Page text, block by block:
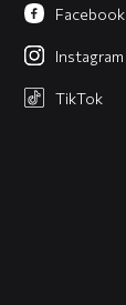
Facebook
Instagram
TikTok